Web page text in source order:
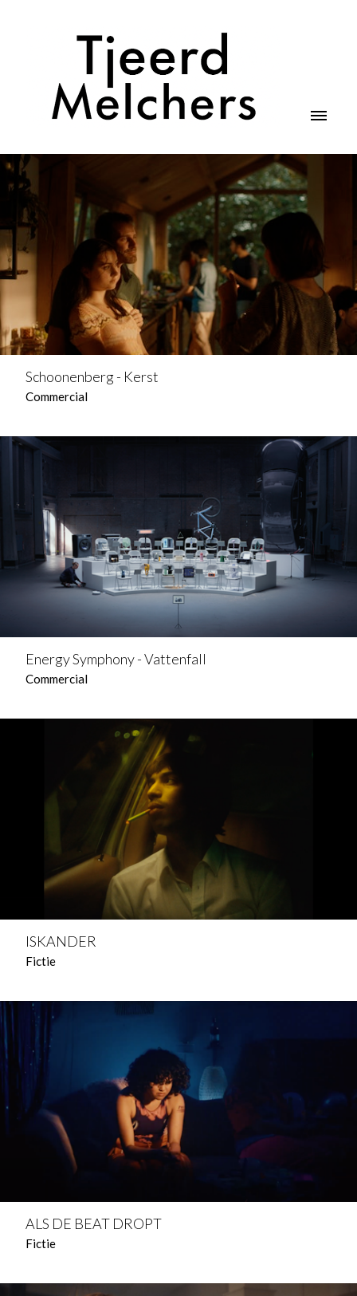
Schoonenberg - Kerst
Commercial
Energy Symphony - Vattenfall
Commercial
ISKANDER
Fictie
ALS DE BEAT DROPT
Fictie